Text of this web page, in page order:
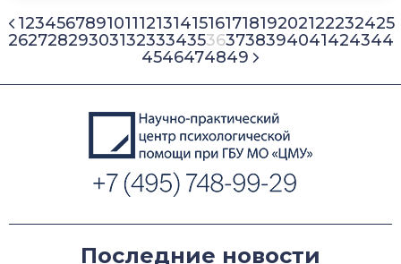
12345678910111213141516171819202122232425
26272829303132333435363738394041424344
4546474849
Последние новости